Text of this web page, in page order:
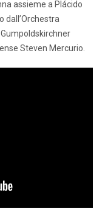
assieme a Plácido
dall’Orchestra
Steven Mercurio.